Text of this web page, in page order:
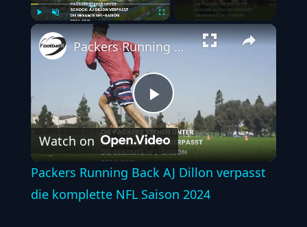
Play Fullscreen
Play
Video
Packers Running Back AJ Dillon verpasst die komplette NFL Saison 2024
Watch on
Packers Running Back AJ Dillon verpasst
die komplette NFL Saison 2024